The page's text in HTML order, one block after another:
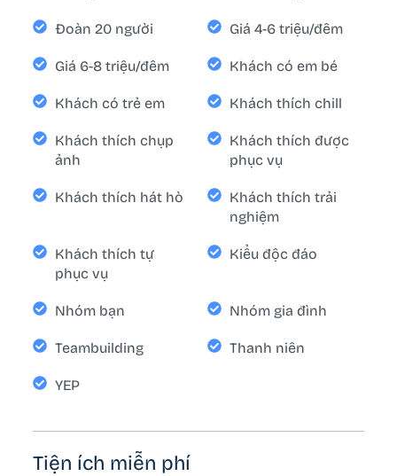
Đoàn 20 người Giá 4-6 triệu/đêm
Giá 6-8 triệu/đêm Khách có em bé
Khách có trẻ em Khách thích chill
Khách thích chụp
ảnh
Khách thích được
phục vụ
Khách thích hát hò
Khách thích trải
nghiệm
Khách thích tự
phục vụ
Kiểu độc đáo
Nhóm bạn Nhóm gia đình
Teambuilding Thanh niên
YEP
Tiện ích miễn phí